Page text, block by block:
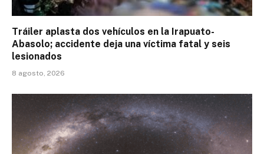
Tráiler aplasta dos vehículos en la Irapuato-
Abasolo; accidente deja una víctima fatal y seis
lesionados
8 agosto, 2026